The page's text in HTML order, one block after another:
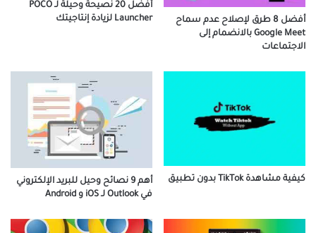
أفضل 8 طرق لإصلاح عدم سماح
Google Meet بالانضمام إلى
الاجتماعات
أفضل 20 نصيحة وحيلة لـ POCO
Launch­er لزيادة إنتاجيتك
كيفية مشاهدة TikTok بدون تطبيق
أهم 9 نصائح وحيل للبريد الإلكتروني
في Outlook لـ iOS و Android